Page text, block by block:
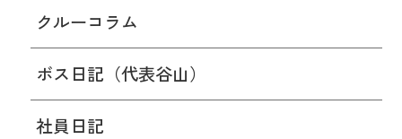
クルーコラム
ボス日記（代表谷山）
社員日記